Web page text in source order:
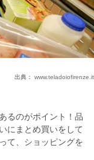
出典： www.teladoiofirenze.it
るのがポイント！品
にまとめ買いをして
て、ショッピングを